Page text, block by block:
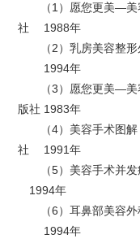
（1）愿您更美
社 1988年
（2）乳房美容
1994
（3）愿您更美
版社 1983
（4）美容手
社 1991
（5）美容
1994
（6）耳鼻部
1994